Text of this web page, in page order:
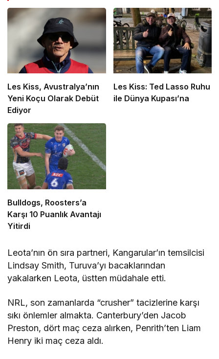
Les Kiss, Avustralya’nın
Yeni Koçu Olarak Debüt
Ediyor
Les Kiss: Ted Lasso Ruhu
ile Dünya Kupası’na
Bulldogs, Roosters’a
Karşı 10 Puanlık Avantajı
Yitirdi
Leota’nın ön sıra partneri, Kangarular’ın temsilcisi
Lindsay Smith, Turuva’yı bacaklarından
yakalarken Leota, üstten müdahale etti.
NRL, son zamanlarda “crusher” tacizlerine karşı
sıkı önlemler almakta. Canterbury’den Jacob
Preston, dört maç ceza alırken, Penrith’ten Liam
Henry iki maç ceza aldı.